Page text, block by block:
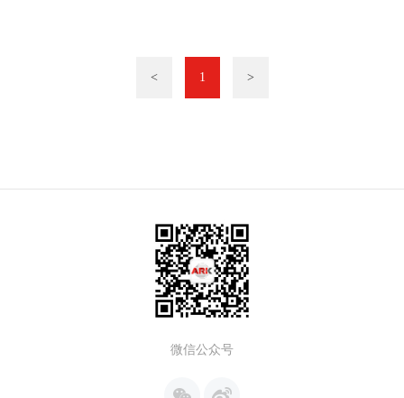
< 1 >
微信公众号